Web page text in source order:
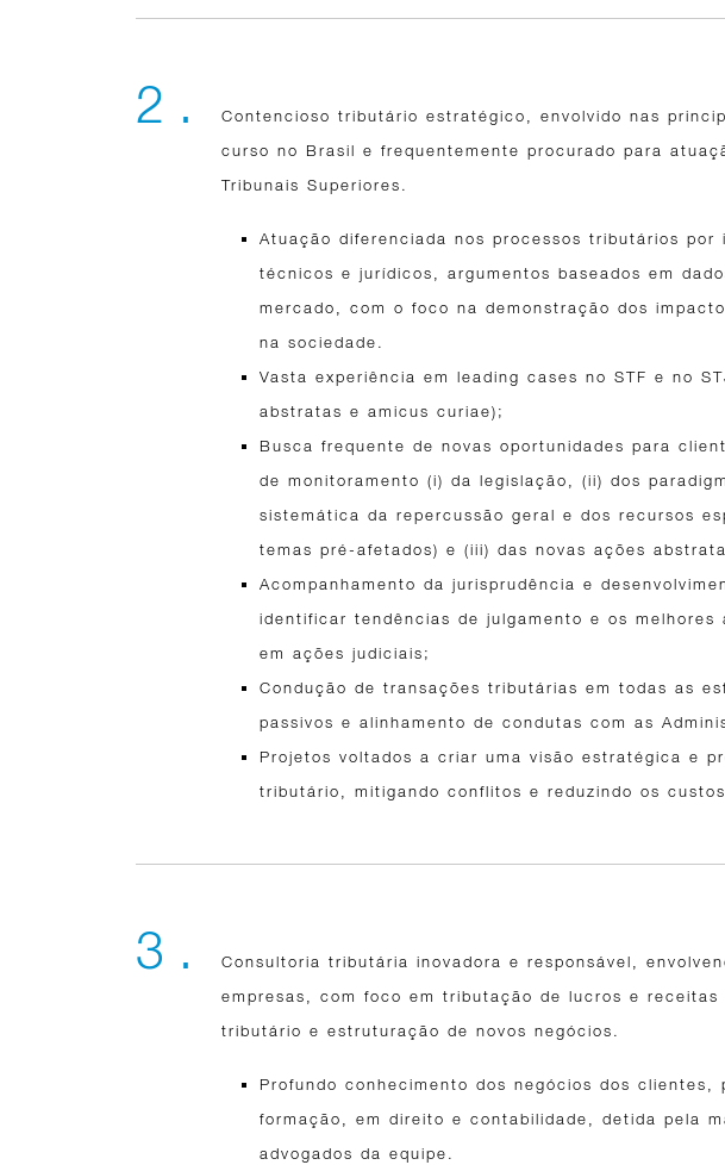
2 .
Contencioso tributário estratégico, envolvido nas
curso no Brasil e frequentemente procurado para
Tribunais Superiores.
Atuação diferenciada nos processos tributários por
técnicos e jurídicos, argumentos baseados em
mercado, com o foco na demonstração dos
na sociedade.
Vasta experiência em leading cases no STF e no
abstratas e amicus curiae);
Busca frequente de novas oportunidades para
de monitoramento (i) da legislação, (ii) dos
sistemática da repercussão geral e dos recursos
temas pré-afetados) e (iii) das novas ações
Acompanhamento da jurisprudência e
identificar tendências de julgamento e os melhores
em ações judiciais;
Condução de transações tributárias em todas as
passivos e alinhamento de condutas com as
Projetos voltados a criar uma visão estratégica e
tributário, mitigando conflitos e reduzindo os
3 .
Consultoria tributária inovadora e responsável,
empresas, com foco em tributação de lucros e receitas
tributário e estruturação de novos negócios.
Profundo conhecimento dos negócios dos clientes,
formação, em direito e contabilidade, detida pela
advogados da equipe.